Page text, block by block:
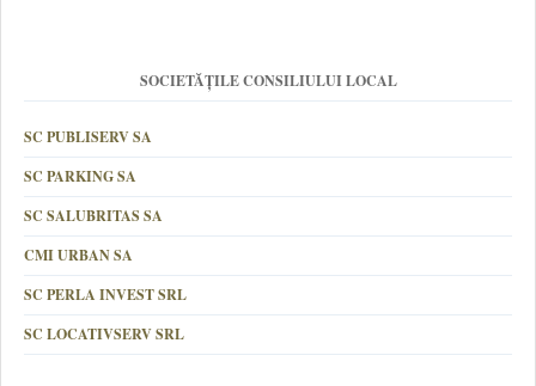
SOCIETĂȚILE CONSILIULUI LOCAL
SC PUBLISERV SA
SC PARKING SA
SC SALUBRITAS SA
CMI URBAN SA
SC PERLA INVEST SRL
SC LOCATIVSERV SRL